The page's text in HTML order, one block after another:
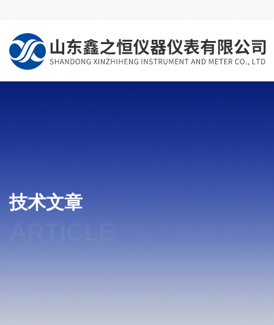
技术文章